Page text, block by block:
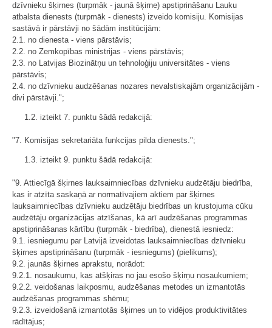
dzīvnieku šķirnes (turpmāk - jaunā šķirne) apstiprināšanu Lauku
atbalsta dienests (turpmāk - dienests) izveido komisiju. Komisijas
sastāvā ir pārstāvji no šādām institūcijām:
2.1. no dienesta - viens pārstāvis;
2.2. no Zemkopības ministrijas - viens pārstāvis;
2.3. no Latvijas Biozinātņu un tehnoloģiju universitātes - viens
pārstāvis;
2.4. no dzīvnieku audzēšanas nozares nevalstiskajām organizācijām -
divi pārstāvji.";
1.2. izteikt 7. punktu šādā redakcijā:
"7. Komisijas sekretariāta funkcijas pilda dienests.";
1.3. izteikt 9. punktu šādā redakcijā:
"9. Attiecīgā šķirnes lauksaimniecības dzīvnieku audzētāju biedrība,
kas ir atzīta saskaņā ar normatīvajiem aktiem par šķirnes
lauksaimniecības dzīvnieku audzētāju biedrības un krustojuma cūku
audzētāju organizācijas atzīšanas, kā arī audzēšanas programmas
apstiprināšanas kārtību (turpmāk - biedrība), dienestā iesniedz:
9.1. iesniegumu par Latvijā izveidotas lauksaimniecības dzīvnieku
šķirnes apstiprināšanu (turpmāk - iesniegums) (​pielikums);
9.2. jaunās šķirnes aprakstu, norādot:
9.2.1. nosaukumu, kas atšķiras no jau esošo šķirņu nosaukumiem;
9.2.2. veidošanas laikposmu, audzēšanas metodes un izmantotās
audzēšanas programmas shēmu;
9.2.3. izveidošanā izmantotās šķirnes un to vidējos produktivitātes
rādītājus;